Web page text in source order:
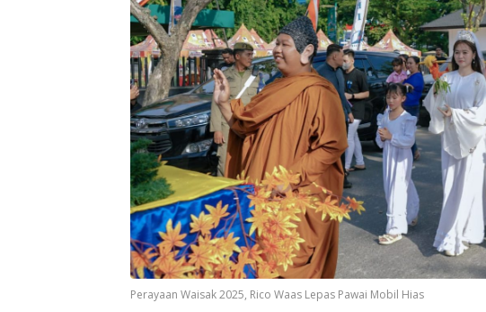
Perayaan Waisak 2025, Rico Waas Lepas Pawai Mobil Hias